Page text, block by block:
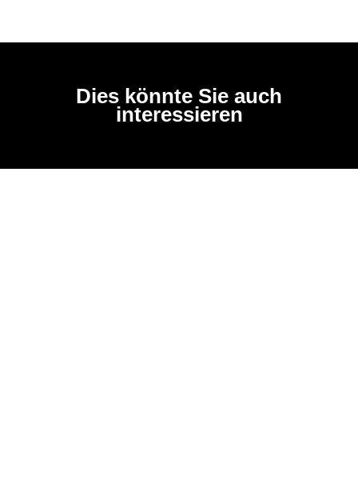
Dies könnte Sie auch
interessieren